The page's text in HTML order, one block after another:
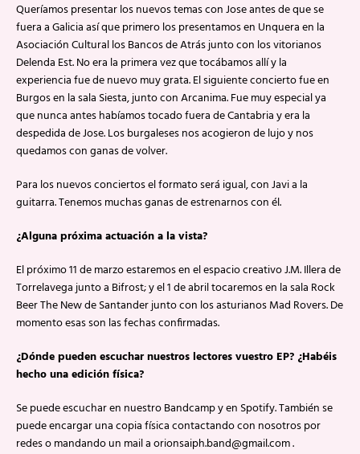
Queríamos presentar los nuevos temas con Jose antes de que se
fuera a Galicia así que primero los presentamos en Unquera en la
Asociación Cultural los Bancos de Atrás junto con los vitorianos
Delenda Est. No era la primera vez que tocábamos allí y la
experiencia fue de nuevo muy grata. El siguiente concierto fue en
Burgos en la sala Siesta, junto con Arcanima. Fue muy especial ya
que nunca antes habíamos tocado fuera de Cantabria y era la
despedida de Jose. Los burgaleses nos acogieron de lujo y nos
quedamos con ganas de volver.
Para los nuevos conciertos el formato será igual, con Javi a la
guitarra. Tenemos muchas ganas de estrenarnos con él.
¿Alguna próxima actuación a la vista?
El próximo 11 de marzo estaremos en el espacio creativo J.M. Illera de
Torrelavega junto a Bifrost; y el 1 de abril tocaremos en la sala Rock
Beer The New de Santander junto con los asturianos Mad Rovers. De
momento esas son las fechas confirmadas.
¿Dónde pueden escuchar nuestros lectores vuestro EP? ¿Habéis
hecho una edición física?
Se puede escuchar en nuestro Bandcamp y en Spotify. También se
puede encargar una copia física contactando con nosotros por
redes o mandando un mail a orionsaiph.band@gmail.com .